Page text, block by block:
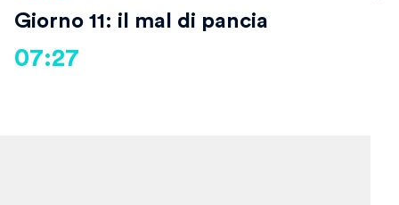
Giorno 11: il mal di pancia
07:27